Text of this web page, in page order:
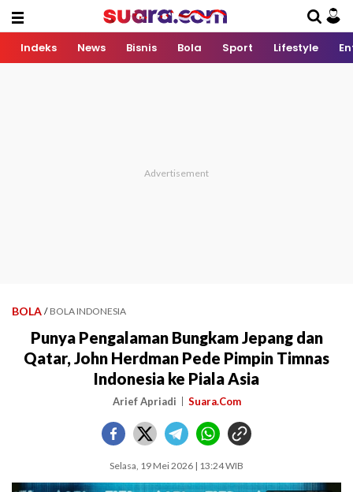
Indeks News Bisnis Bola Sport Lifestyle
BOLA / BOLA INDONESIA
Punya Pengalaman Bungkam Jepang dan
Qatar, John Herdman Pede Pimpin Timnas
Indonesia ke Piala Asia
Arief Apriadi Suara.Com
Selasa, 19 Mei 2026 | 13:24 WIB